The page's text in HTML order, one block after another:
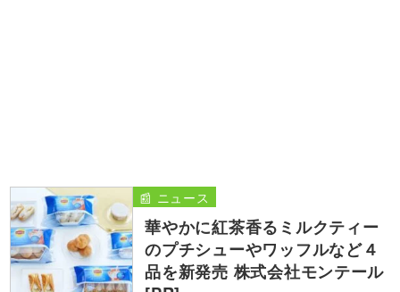
華やかに紅茶香るミルクティー
のプチシューやワッフルなど４
品を新発売 株式会社モンテール
📰 ニュース